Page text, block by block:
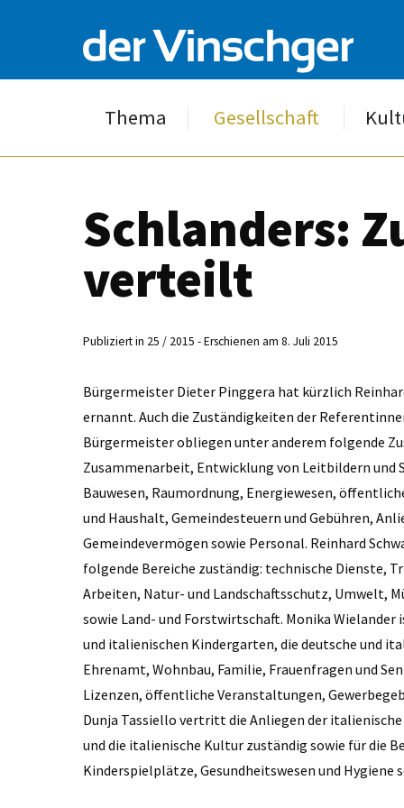
Thema Gesellschaft
Schlanders:
verteilt
Publiziert in 25 / 2015 - Erschienen am 8. Juli 2015
Bürgermeister Dieter Pinggera hat kürzlich
ernannt. Auch die Zuständigkeiten der
Bürgermeister obliegen unter anderem folgende
Zusammenarbeit, Entwicklung von Leitbildern
Bauwesen, Raumordnung, Energiewesen,
und Haushalt, Gemeindesteuern und Gebühren,
Gemeindevermögen sowie Personal. Reinhard
folgende Bereiche zuständig: technische Dienste,
Arbeiten, Natur- und Landschaftsschutz, Umwelt,
sowie Land- und Forstwirtschaft. Monika
und italienischen Kindergarten, die deutsche und
Ehrenamt, Wohnbau, Familie, Frauenfragen und
Lizenzen, öffentliche Veranstaltungen,
Dunja Tassiello vertritt die Anliegen der
und die italienische Kultur zuständig sowie für die
Kinderspiel­plätze, Gesundheitswesen und ­Hygiene